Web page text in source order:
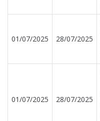
01/07/2025 28/07/2025
01/07/2025 28/07/2025